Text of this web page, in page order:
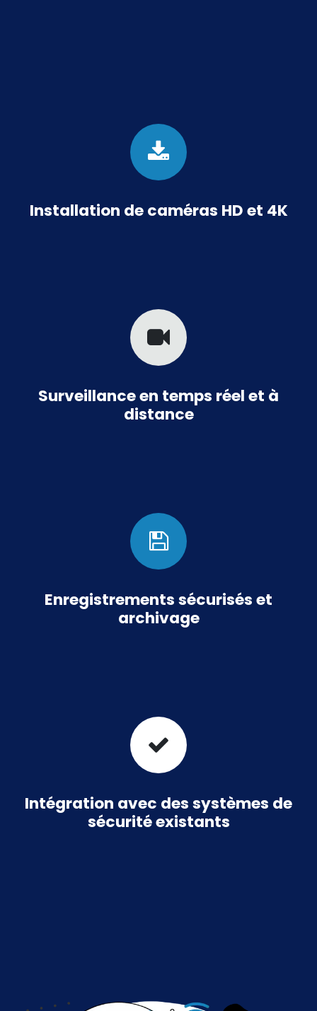
Installation de caméras HD et 4K
Surveillance en temps réel et à
distance
Enregistrements sécurisés et
archivage
Intégration avec des systèmes de
sécurité existants